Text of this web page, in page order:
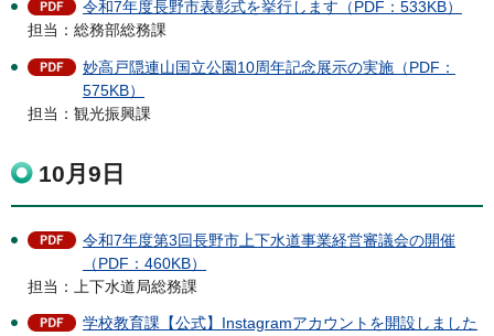
令和7年度長野市表彰式を挙行します（PDF：533KB）
担当：総務部総務課
妙高戸隠連山国立公園10周年記念展示の実施（PDF：
575KB）
担当：観光振興課
10月9日
令和7年度第3回長野市上下水道事業経営審議会の開催
（PDF：460KB）
担当：上下水道局総務課
学校教育課【公式】Instagramアカウントを開設しました